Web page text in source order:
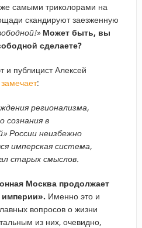
самыми триколорами на
скандируют заезженную
Может быть, вы
сделаете?
и публицист Алексей
замечает:
регионализма,
сознания в
России неизбежно
имперская система,
старых смыслов.
Москва продолжает
империи». Именно это и
вопросов о жизни
из них, очевидно,